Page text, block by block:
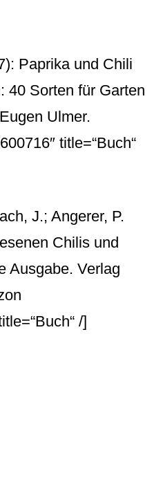
Paprika und Chili
40 Sorten für Garten
Ulmer.
title=“Buch“
J.; Angerer, P.
Chilis und
Ausgabe. Verlag
/]